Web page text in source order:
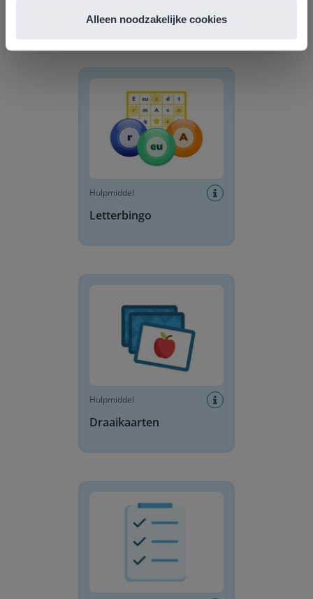
Alleen noodzakelijke cookies
Hulpmiddel
Letterbingo
Hulpmiddel
Draaikaarten